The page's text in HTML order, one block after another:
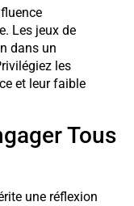
Les jeux de
dans un
les
et leur faible
Tous
une réflexion